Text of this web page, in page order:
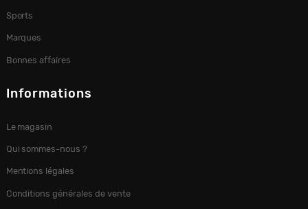
Sports
Marques
Bonnes affaires
Informations
Le magasin
Qui sommes-nous ?
Mentions légales
Conditions générales de vente